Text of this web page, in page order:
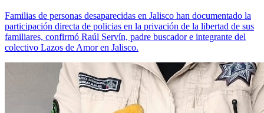
Familias de personas desaparecidas en Jalisco han documentado la
participación directa de policias en la privación de la libertad de sus
familiares, confirmó Raúl Servín, padre buscador e integrante del
colectivo Lazos de Amor en Jalisco.